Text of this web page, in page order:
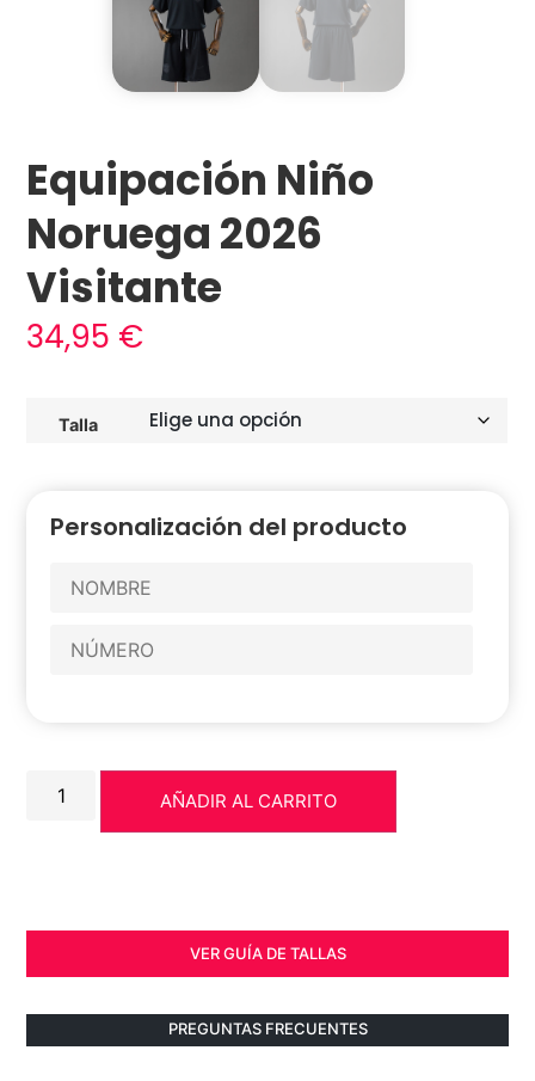
Equipación Niño
Noruega 2026
Visitante
34,95 €
Talla
Personalización del producto
AÑADIR AL CARRITO
VER GUÍA DE TALLAS
PREGUNTAS FRECUENTES